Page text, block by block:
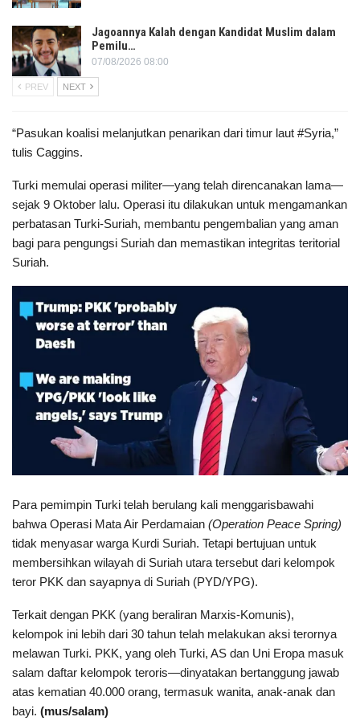
Jagoannya Kalah dengan Kandidat Muslim dalam
Pemilu…
07/08/2026 08:00
PREV NEXT
“Pasukan koalisi melanjutkan penarikan dari timur laut #Syria,”
tulis Caggins.
Turki memulai operasi militer—yang telah direncanakan lama—
sejak 9 Oktober lalu. Operasi itu dilakukan untuk mengamankan
perbatasan Turki-Suriah, membantu pengembalian yang aman
bagi para pengungsi Suriah dan memastikan integritas teritorial
Suriah.
Para pemimpin Turki telah berulang kali menggarisbawahi
bahwa Operasi Mata Air Perdamaian (Operation Peace Spring)
tidak menyasar warga Kurdi Suriah. Tetapi bertujuan untuk
membersihkan wilayah di Suriah utara tersebut dari kelompok
teror PKK dan sayapnya di Suriah (PYD/YPG).
Terkait dengan PKK (yang beraliran Marxis-Komunis),
kelompok ini lebih dari 30 tahun telah melakukan aksi terornya
melawan Turki. PKK, yang oleh Turki, AS dan Uni Eropa masuk
salam daftar kelompok teroris—dinyatakan bertanggung jawab
atas kematian 40.000 orang, termasuk wanita, anak-anak dan
bayi. (mus/salam)